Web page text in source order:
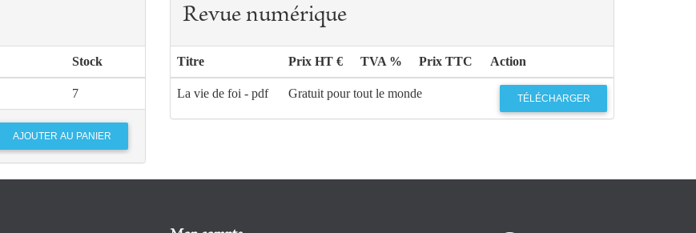
Stock
7
Revue numérique
Titre Prix HT € TVA % Prix TTC Action
La vie de foi - pdf Gratuit pour tout le monde TÉLÉCHARGER